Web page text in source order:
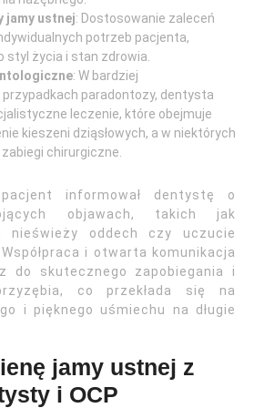
jamy ustnej: Dostosowanie zaleceń
potrzeb pacjenta,
styl życia i stan zdrowia.
: W bardziej
paradontozy, dentysta
leczenie, które obejmuje
kieszeni dziąsłowych, a w niektórych
chirurgiczne.
informował dentystę o
objawach, takich jak
nieświeży oddech czy uczucie
i otwarta komunikacja
do skutecznego zapobiegania i
co przekłada się na
i pięknego uśmiechu na długie
jamy ustnej z
i OCP